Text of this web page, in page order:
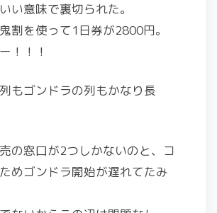
い意味で裏切られた。
割を使って1日券が2800円。
！！！
もゴンドラの列もかなり長
の窓口が2つしかないのと、コ
めゴンドラ開始が遅れてたみ